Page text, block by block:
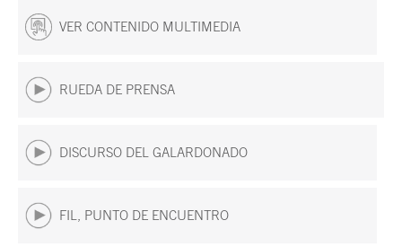
VER CONTENIDO MULTIMEDIA
RUEDA DE PRENSA
DISCURSO DEL GALARDONADO
FIL, PUNTO DE ENCUENTRO